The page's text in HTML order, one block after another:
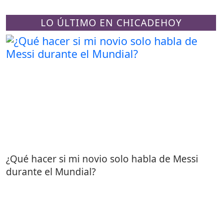
LO ÚLTIMO EN CHICADEHOY
¿Qué hacer si mi novio solo habla de Messi
durante el Mundial?